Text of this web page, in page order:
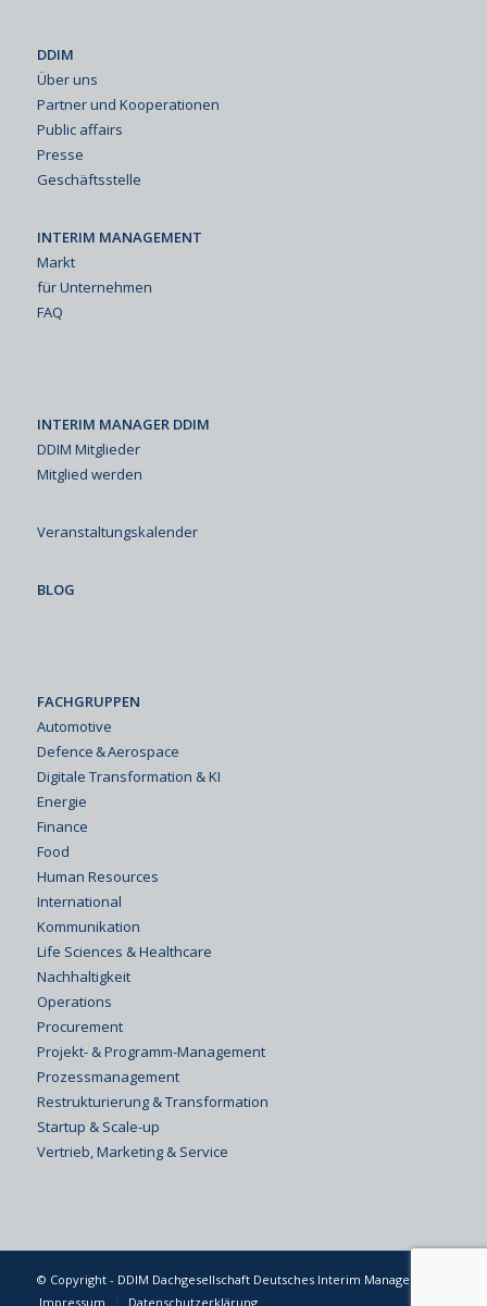
DDIM
Über uns
Partner und Kooperationen
Public affairs
Presse
Geschäftsstelle
INTERIM MANAGEMENT
Markt
für Unternehmen
FAQ
INTERIM MANAGER DDIM
DDIM Mitglieder
Mitglied werden
Veranstaltungskalender
BLOG
FACHGRUPPEN
Automotive
Defence & Aerospace
Digitale Transformation & KI
Energie
Finance
Food
Human Resources
International
Kommunikation
Life Sciences & Healthcare
Nachhaltigkeit
Operations
Procurement
Projekt- & Programm-Management
Prozessmanagement
Restrukturierung & Transformation
Startup & Scale-up
Vertrieb, Marketing & Service
© Copyright - DDIM Dachgesellschaft Deutsches Interim Management
Impressum
Datenschutzerklärung